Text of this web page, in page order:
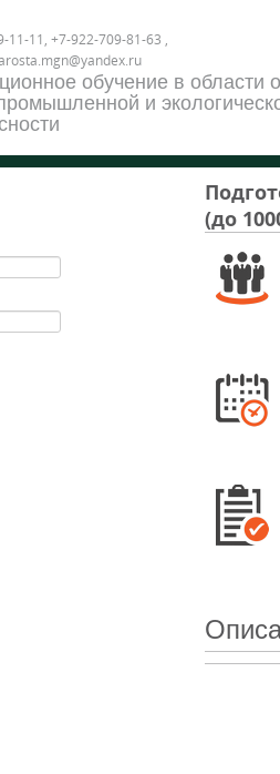
11-11, +7-922-709-81-63 ,
обучение в области
и
(до